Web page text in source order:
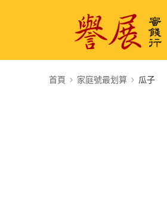
首頁 家庭號最划算 瓜子